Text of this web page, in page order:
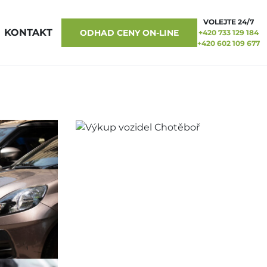
KONTAKT ODHAD CENY ON-LINE
VOLEJTE 24/7
+420 733 129 184
+420 602 109 677